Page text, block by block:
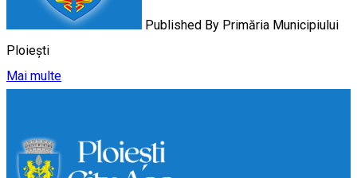
Published By Primăria Municipiului
Ploiești
Mai multe